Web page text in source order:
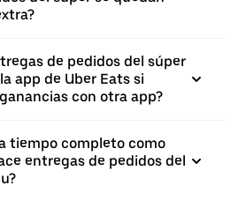
de pedidos del súper
app de Uber Eats si
con otra app?
tiempo completo como
entregas de pedidos del